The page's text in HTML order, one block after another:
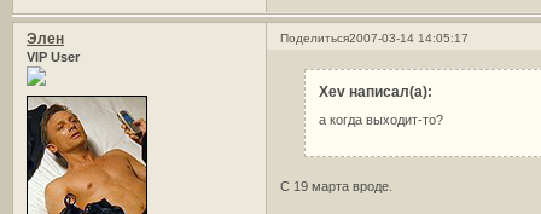
Поделиться2007-03-14 14:05:17
Элен
VIP User
Xev написал(а):
а когда выходит-то?
C 19 марта вроде.